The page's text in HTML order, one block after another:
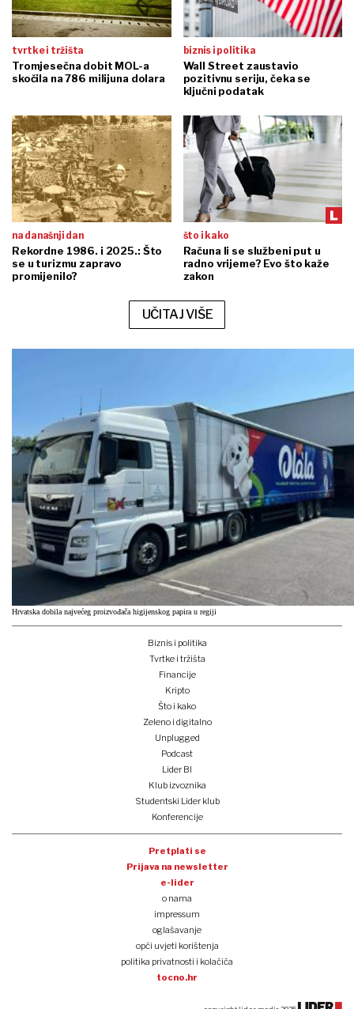
tvrtke i tržišta
Tromjesečna dobit MOL-a
skočila na 786 milijuna dolara
biznis i politika
Wall Street zaustavio
pozitivnu seriju, čeka se
ključni podatak
na današnji dan
Rekordne 1986. i 2025.: Što
se u turizmu zapravo
promijenilo?
što i kako
Računa li se službeni put u
radno vrijeme? Evo što kaže
zakon
UČITAJ VIŠE
Hrvatska dobila najvećeg proizvođača higijenskog papira u regiji
Biznis i politika
Tvrtke i tržišta
Financije
Kripto
Što i kako
Zeleno i digitalno
Unplugged
Podcast
Lider BI
Klub izvoznika
Studentski Lider klub
Konferencije
Pretplati se
Prijava na newsletter
e-lider
o nama
impressum
oglašavanje
opći uvjeti korištenja
politika privatnosti i kolačića
tocno.hr